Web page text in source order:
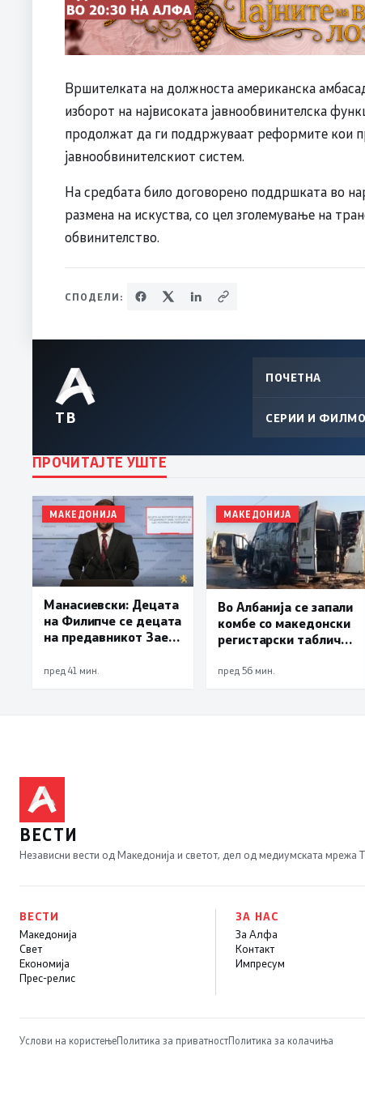
Вршителката на должноста американска
изборот на највисоката јавнообвинителска
продолжат да ги поддржуваат реформите кои
јавнообвинителскиот систем.
На средбата било договорено поддршката во
размена на искуства, со цел зголемување на
обвинителство.
СПОДЕЛИ:
ТВ
ПОЧЕТНА
СЕРИИ И
ПРОЧИТАЈТЕ УШТЕ
МАКЕДОНИЈА
Манасиевски: Децата
на Филипче се децата
на предавникот Заев,
исплива на површина
пред 41 мин.
МАКЕДОНИЈА
Во Албанија се запали
комбе со македонски
регистарски таблички
пилиња
пред 56 мин.
ВЕСТИ
Независни вести од Македонија и светот, дел од медиумската мрежа
ВЕСТИ
Македонија
Свет
Економија
Прес-релис
ЗА НАС
За Алфа
Контакт
Импресум
Услови на користењеПолитика за приватностПолитика за колачиња